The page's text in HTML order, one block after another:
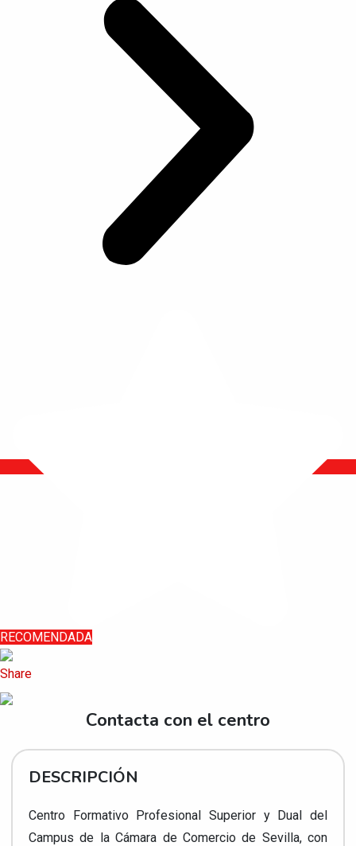
RECOMENDADA
Contacta con el centro
DESCRIPCIÓN
Centro Formativo Profesional Superior y Dual del
Campus de la Cámara de Comercio de Sevilla, con